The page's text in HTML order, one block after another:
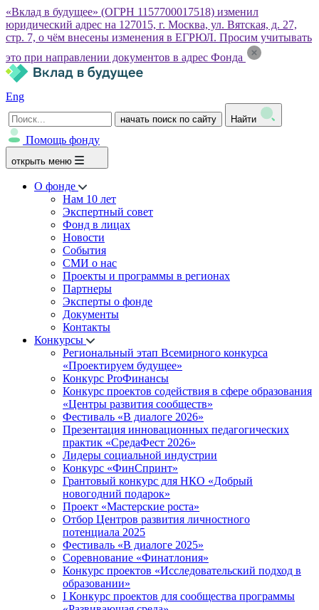
«Вклад в будущее» (ОГРН 1157700017518) изменил
юридический адрес на 127015, г. Москва, ул. Вятская, д. 27,
стр. 7, о чём внесены изменения в ЕГРЮЛ. Просим учитывать
это при направлении документов в адрес Фонда
Eng
начать поиск по сайту Найти
Помощь фонду
открыть меню
О фонде
Нам 10 лет
Экспертный совет
Фонд в лицах
Новости
События
СМИ о нас
Проекты и программы в регионах
Партнеры
Эксперты о фонде
Документы
Контакты
Конкурсы
Региональный этап Всемирного конкурса
«Проектируем будущее»
Конкурс ProФинансы
Конкурс проектов содействия в сфере образования
«Центры развития сообществ»
Фестиваль «В диалоге 2026»
Презентация инновационных педагогических
практик «СредаФест 2026»
Лидеры социальной индустрии
Конкурс «ФинСпринт»
Грантовый конкурс для НКО «Добрый
новогодний подарок»
Проект «Мастерские роста»
Отбор Центров развития личностного
потенциала 2025
Фестиваль «В диалоге 2025»
Соревнование «Финатлония»
Конкурс проектов «Исследовательский подход в
образовании»
I Конкурс проектов для сообщества программы